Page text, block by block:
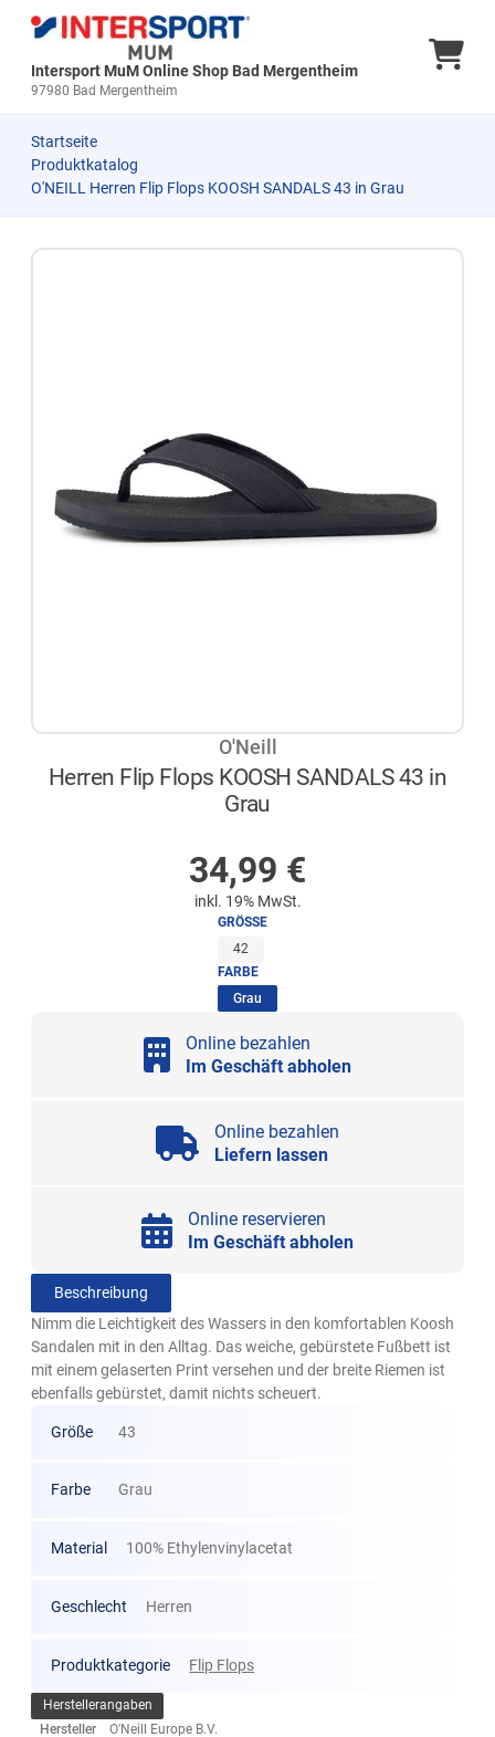
Intersport MuM Online Shop Bad Mergentheim
97980 Bad Mergentheim
Startseite
Produktkatalog
O'NEILL Herren Flip Flops KOOSH SANDALS 43 in Grau
O'Neill
Herren Flip Flops KOOSH SANDALS 43 in
Grau
34,99 €
inkl. 19% MwSt.
GRÖSSE
42
FARBE
Grau
Online bezahlen
Im Geschäft abholen
Online bezahlen
Liefern lassen
Online reservieren
Im Geschäft abholen
Beschreibung
Nimm die Leichtigkeit des Wassers in den komfortablen Koosh
Sandalen mit in den Alltag. Das weiche, gebürstete Fußbett ist
mit einem gelaserten Print versehen und der breite Riemen ist
ebenfalls gebürstet, damit nichts scheuert.
Größe 43
Farbe Grau
Material 100% Ethylenvinylacetat
Geschlecht Herren
Produktkategorie Flip Flops
Herstellerangaben
Hersteller
O'Neill Europe B.V.